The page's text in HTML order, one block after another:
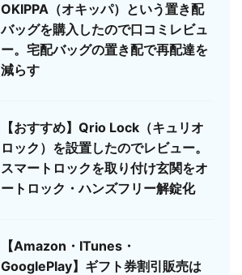
OKIPPA（オキッパ）という置き配
バッグを購入したので口コミレビュ
ー。宅配バッグの置き配で再配達を
減らす
【おすすめ】Qrio Lock（キュリオ
ロック）を設置したのでレビュー。
スマートロックを取り付け玄関をオ
ートロック・ハンズフリー解錠化
【Amazon・ITunes・
GooglePlay】ギフト券割引販売は